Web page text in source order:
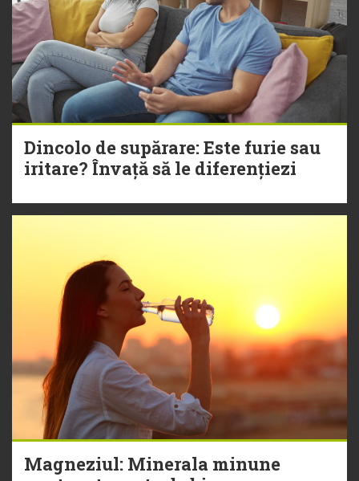
Dincolo de supărare: Este furie sau
iritare? Învață să le diferențiezi
Magneziul: Minerala minune